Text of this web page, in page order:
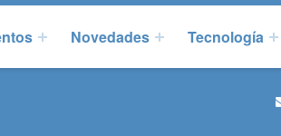
Novedades Tecnología